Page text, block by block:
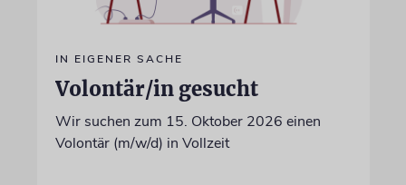
IN EIGENER SACHE
Volontär/in gesucht
Wir suchen zum 15. Oktober 2026 einen
Volontär (m/w/d) in Vollzeit